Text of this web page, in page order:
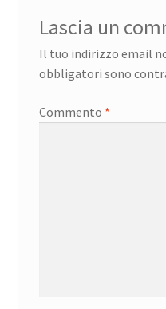
Lascia un
Il tuo indirizzo email
obbligatori sono
Commento *